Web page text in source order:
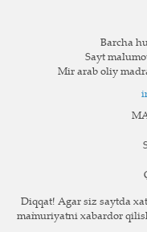
Barcha
Sayt
Mir arab oliy
Diqqat! Agar siz saytda
ma`muriyatni xabardor